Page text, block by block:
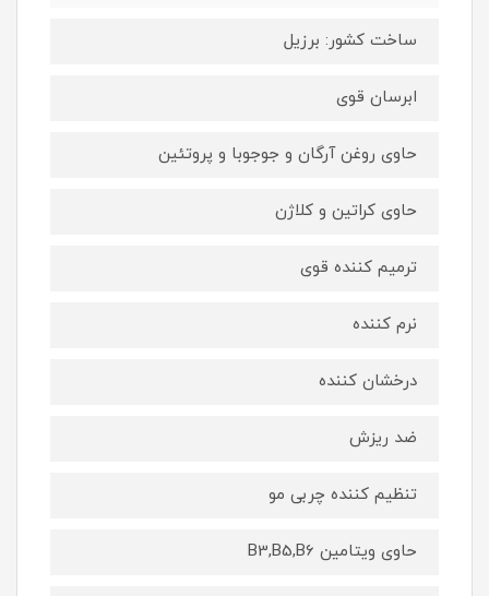
ساخت کشور: برزیل
ابرسان قوی
حاوی روغن آرگان و جوجوبا و پروتئین
حاوی کراتین و کلاژن
ترمیم کننده قوی
نرم کننده
درخشان کننده
ضد ریزش
تنظیم کننده چربی مو
حاوی ویتامین B3,B5,B6